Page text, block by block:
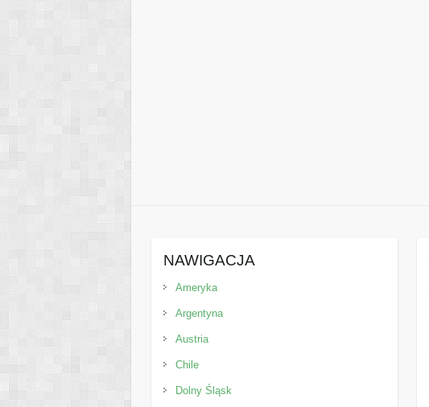
NAWIGACJA
Ameryka
Argentyna
Austria
Chile
Dolny Śląsk